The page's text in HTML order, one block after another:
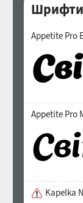
Шрифти
Appetite Pro
Appetite Pro
Kapelka